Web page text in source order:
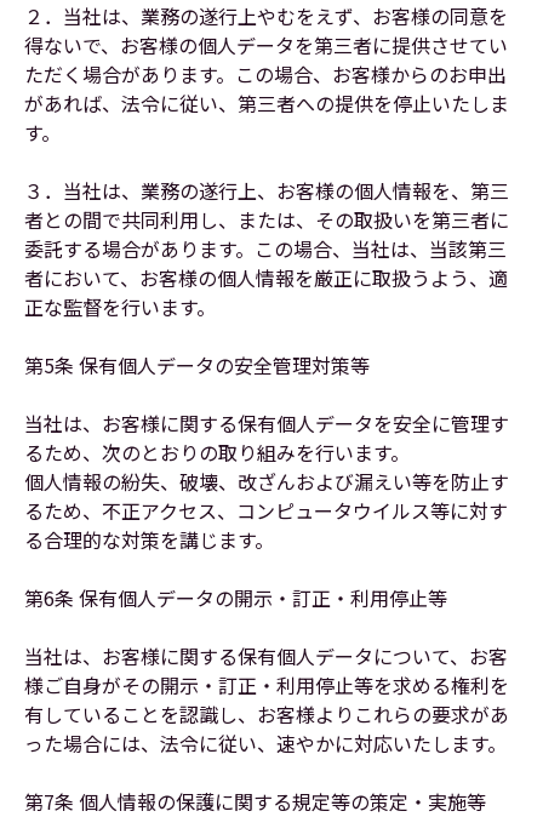
２．当社は、業務の遂行上やむをえず、お客様の同意を
得ないで、お客様の個人データを第三者に提供させてい
ただく場合があります。この場合、お客様からのお申出
があれば、法令に従い、第三者への提供を停止いたしま
す。
３．当社は、業務の遂行上、お客様の個人情報を、第三
者との間で共同利用し、または、その取扱いを第三者に
委託する場合があります。この場合、当社は、当該第三
者において、お客様の個人情報を厳正に取扱うよう、適
正な監督を行います。
第5条 保有個人データの安全管理対策等
当社は、お客様に関する保有個人データを安全に管理す
るため、次のとおりの取り組みを行います。
個人情報の紛失、破壊、改ざんおよび漏えい等を防止す
るため、不正アクセス、コンピュータウイルス等に対す
る合理的な対策を講じます。
第6条 保有個人データの開示・訂正・利用停止等
当社は、お客様に関する保有個人データについて、お客
様ご自身がその開示・訂正・利用停止等を求める権利を
有していることを認識し、お客様よりこれらの要求があ
った場合には、法令に従い、速やかに対応いたします。
第7条 個人情報の保護に関する規定等の策定・実施等